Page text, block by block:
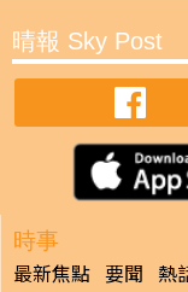
晴報 Sky Post
時事
最新焦點 要聞 熱